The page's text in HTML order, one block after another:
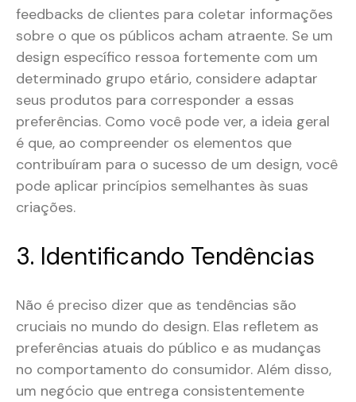
feedbacks de clientes para coletar informações
sobre o que os públicos acham atraente. Se um
design específico ressoa fortemente com um
determinado grupo etário, considere adaptar
seus produtos para corresponder a essas
preferências. Como você pode ver, a ideia geral
é que, ao compreender os elementos que
contribuíram para o sucesso de um design, você
pode aplicar princípios semelhantes às suas
criações.
3. Identificando Tendências
Não é preciso dizer que as tendências são
cruciais no mundo do design. Elas refletem as
preferências atuais do público e as mudanças
no comportamento do consumidor. Além disso,
um negócio que entrega consistentemente